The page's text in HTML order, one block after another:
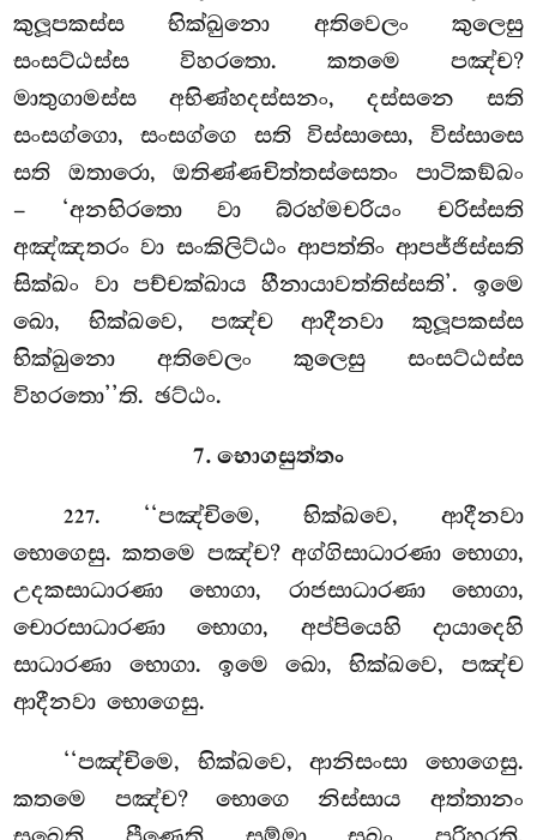
කුලූපකස්ස භික්ඛුනො අතිවෙලං කුලෙසු
සංසට්ඨස්ස විහරතො. කතමෙ පඤ්ච?
මාතුගාමස්ස අභිණ්හදස්සනං, දස්සනෙ සති
සංසග්ගො, සංසග්ගෙ සති විස්සාසො, විස්සාසෙ
සති ඔතාරො, ඔතිණ්ණචිත්තස්සෙතං පාටිකඞ්ඛං
– ‘අනභිරතො වා බ්රහ්මචරියං චරිස්සති
අඤ්ඤතරං වා සංකිලිට්ඨං ආපත්තිං ආපජ්ජිස්සති
සික්ඛං වා පච්චක්ඛාය හීනායාවත්තිස්සති’. ඉමෙ
ඛො, භික්ඛවෙ, පඤ්ච ආදීනවා කුලූපකස්ස
භික්ඛුනො අතිවෙලං කුලෙසු සංසට්ඨස්ස
විහරතො’’ති. ඡට්ඨං.
7. භොගසුත්තං
227. ‘‘පඤ්චිමෙ, භික්ඛවෙ, ආදීනවා
භොගෙසු. කතමෙ පඤ්ච? අග්ගිසාධාරණා භොගා,
උදකසාධාරණා භොගා, රාජසාධාරණා භොගා,
චොරසාධාරණා භොගා, අප්පියෙහි දායාදෙහි
සාධාරණා භොගා. ඉමෙ ඛො, භික්ඛවෙ, පඤ්ච
ආදීනවා භොගෙසු.
‘‘පඤ්චිමෙ, භික්ඛවෙ, ආනිසංසා භොගෙසු.
කතමෙ පඤ්ච? භොගෙ නිස්සාය අත්තානං